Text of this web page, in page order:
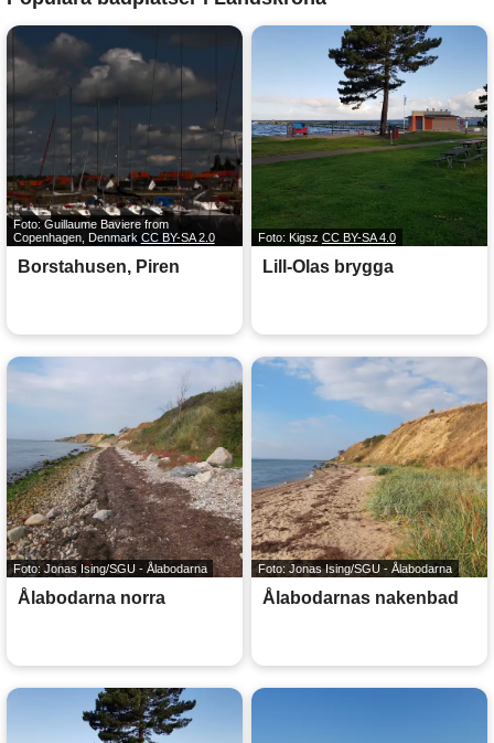
Foto: Guillaume Baviere from
Copenhagen, Denmark CC BY-SA 2.0
Borstahusen, Piren
Foto: Kigsz CC BY-SA 4.0
Lill-Olas brygga
Foto: Jonas Ising/SGU - Ålabodarna
Ålabodarna norra
Foto: Jonas Ising/SGU - Ålabodarna
Ålabodarnas nakenbad